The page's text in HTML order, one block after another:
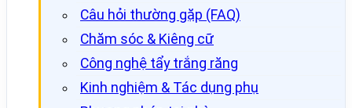
Câu hỏi thường gặp (FAQ)
Chăm sóc & Kiêng cữ
Công nghệ tẩy trắng răng
Kinh nghiệm & Tác dụng phụ